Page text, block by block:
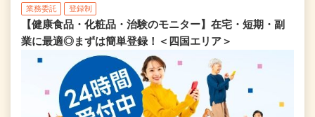
業務委託 登録制
【健康食品・化粧品・治験のモニター】在宅・短期・副
業に最適◎まずは簡単登録！＜四国エリア＞